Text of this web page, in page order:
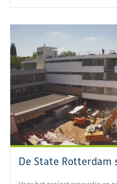
De State Rotterdam